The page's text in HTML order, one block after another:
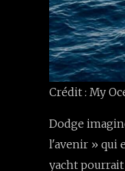
Crédit : My
Dodge
l'avenir » qui
yacht